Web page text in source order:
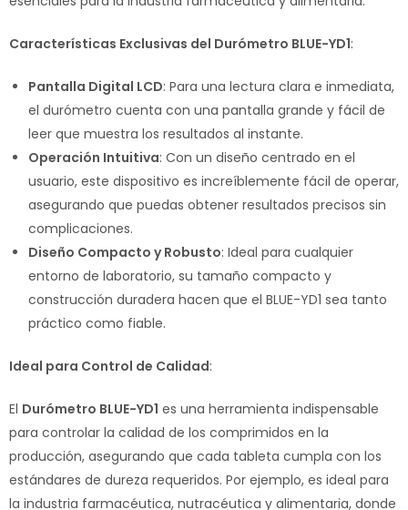
Características Exclusivas del Durómetro BLUE-YD1:
Pantalla Digital LCD: Para una lectura clara e inmediata,
el durómetro cuenta con una pantalla grande y fácil de
leer que muestra los resultados al instante.
Operación Intuitiva: Con un diseño centrado en el
usuario, este dispositivo es increíblemente fácil de operar,
asegurando que puedas obtener resultados precisos sin
complicaciones.
Diseño Compacto y Robusto: Ideal para cualquier
entorno de laboratorio, su tamaño compacto y
construcción duradera hacen que el BLUE-YD1 sea tanto
práctico como fiable.
Ideal para Control de Calidad:
El Durómetro BLUE-YD1 es una herramienta indispensable
para controlar la calidad de los comprimidos en la
producción, asegurando que cada tableta cumpla con los
estándares de dureza requeridos. Por ejemplo, es ideal para
la industria farmacéutica, nutracéutica y alimentaria, donde